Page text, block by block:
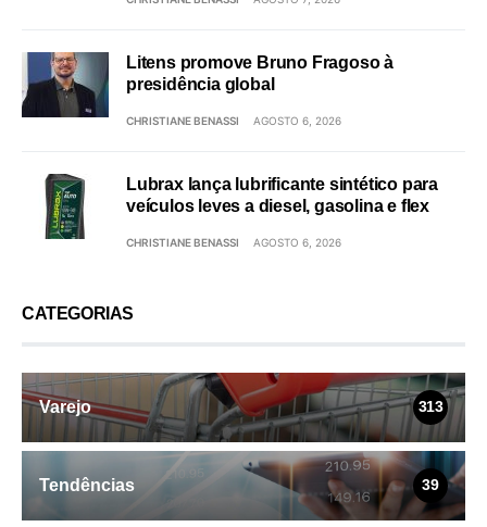
Litens promove Bruno Fragoso à
presidência global
CHRISTIANE BENASSI AGOSTO 6, 2026
Lubrax lança lubrificante sintético para
veículos leves a diesel, gasolina e flex
CHRISTIANE BENASSI AGOSTO 6, 2026
CATEGORIAS
Varejo 313
Tendências 39